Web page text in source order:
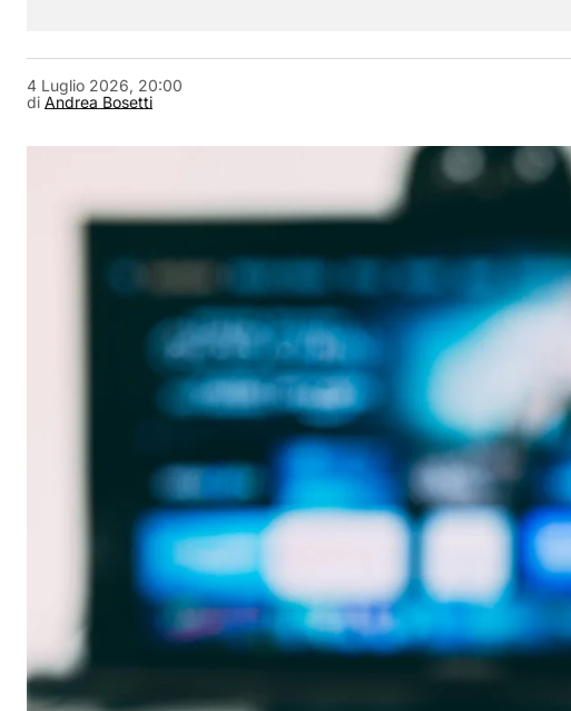
di Andrea Bosetti
4 Luglio 2026, 20:00